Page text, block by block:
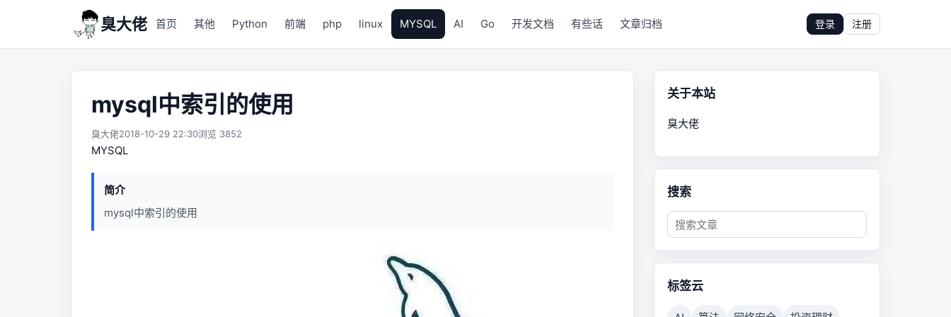
臭大佬 首页 其他 Python 前端 php linux MYSQL AI Go 开发文档 有些话 文章归档 登录 注册
mysql中索引的使用
臭大佬2018-10-29 22:30浏览 3852
MYSQL
简介
mysql中索引的使用
关于本站
臭大佬
搜索
标签云